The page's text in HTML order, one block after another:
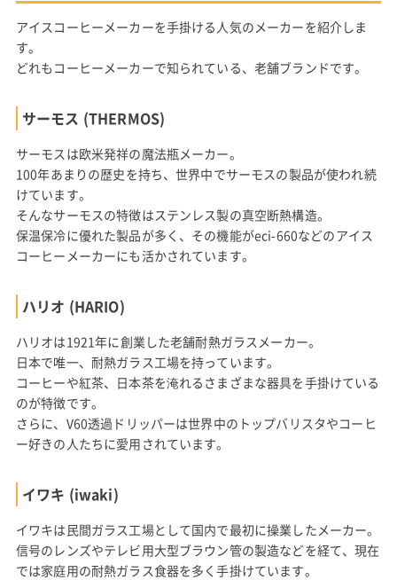
アイスコーヒーメーカーを手掛ける人気のメーカーを紹介しま
す。
どれもコーヒーメーカーで知られている、老舗ブランドです。
サーモス (THERMOS)
サーモスは欧米発祥の魔法瓶メーカー。
100年あまりの歴史を持ち、世界中でサーモスの製品が使われ続
けています。
そんなサーモスの特徴はステンレス製の真空断熱構造。
保温保冷に優れた製品が多く、その機能がeci-660などのアイス
コーヒーメーカーにも活かされています。
ハリオ (HARIO)
ハリオは1921年に創業した老舗耐熱ガラスメーカー。
日本で唯一、耐熱ガラス工場を持っています。
コーヒーや紅茶、日本茶を淹れるさまざまな器具を手掛けている
のが特徴です。
さらに、V60透過ドリッパーは世界中のトップバリスタやコーヒ
ー好きの人たちに愛用されています。
イワキ (iwaki)
イワキは民間ガラス工場として国内で最初に操業したメーカー。
信号のレンズやテレビ用大型ブラウン管の製造などを経て、現在
では家庭用の耐熱ガラス食器を多く手掛けています。